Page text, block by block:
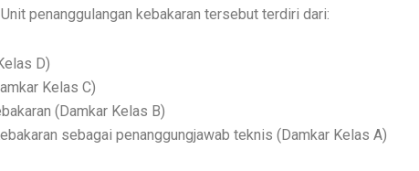
penanggulangan kebakaran tersebut terdiri dari:
D)
Kelas C)
(Damkar Kelas B)
sebagai penanggungjawab teknis (Damkar Kelas A)